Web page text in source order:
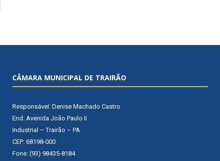
CÂMARA MUNICIPAL DE TRAIRÃO
Responsável: Denise Machado Castro
End: Avenida João Paulo II
Industrial – Trairão – PA
CEP: 68198-000
Fone: (93) 98435-8184